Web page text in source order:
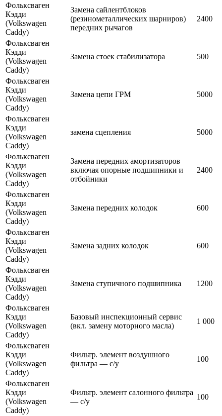
Фольксваген
Кэдди
(Volkswagen
Caddy)
Замена сайлентблоков
(резинометаллических шарниров)
передних рычагов
2400
Фольксваген
Кэдди
(Volkswagen
Caddy)
Замена стоек стабилизатора 500
Фольксваген
Кэдди
(Volkswagen
Caddy)
Замена цепи ГРМ 5000
Фольксваген
Кэдди
(Volkswagen
Caddy)
замена сцепления 5000
Фольксваген
Кэдди
(Volkswagen
Caddy)
Замена передних амортизаторов
включая опорные подшипники и
отбойники
2400
Фольксваген
Кэдди
(Volkswagen
Caddy)
Замена передних колодок 600
Фольксваген
Кэдди
(Volkswagen
Caddy)
Замена задних колодок 600
Фольксваген
Кэдди
(Volkswagen
Caddy)
Замена ступичного подшипника 1200
Фольксваген
Кэдди
(Volkswagen
Caddy)
Базовый инспекционный сервис
(вкл. замену моторного масла)
1 000
Фольксваген
Кэдди
(Volkswagen
Caddy)
Фильтр. элемент воздушного
фильтра — с/у
100
Фольксваген
Кэдди
(Volkswagen
Caddy)
Фильтр. элемент салонного фильтра
— с/у
100